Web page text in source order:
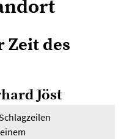
Zeit des
Jöst